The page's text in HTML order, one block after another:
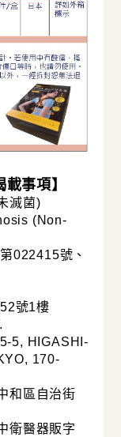
事項】
滅菌)
(Non-
022415號 、
號1樓
5, HIGASHI-
170-
和區自治街
衛醫器販字